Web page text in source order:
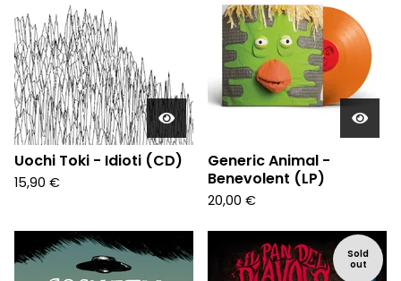
Uochi Toki - Idioti (CD)
15,90 €
Generic Animal -
Benevolent (LP)
20,00 €
Sold
out